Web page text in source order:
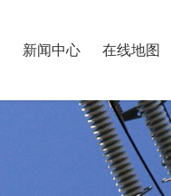
在线地图
新闻中心